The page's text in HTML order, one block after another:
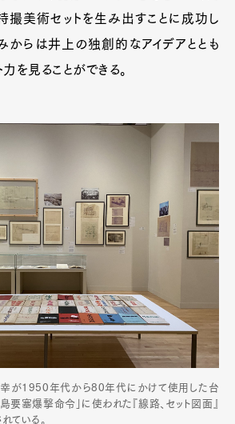
撮美術セットを生み出すことに成功し
からは井上の独創的なアイデアととも
を見ることができる。
が1950年代から80年代にかけて使用した台
要塞爆撃命令」に使われた『線路、セット図面』
ている。